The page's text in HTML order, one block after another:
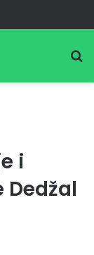
i
Dedžal